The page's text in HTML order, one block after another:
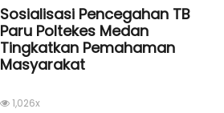
Sosialisasi Pencegahan TB
Paru Poltekes Medan
Tingkatkan Pemahaman
Masyarakat
1,026x